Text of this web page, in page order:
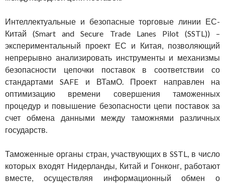
Интеллектуальные и безопасные торговые линии ЕС-
Китай (Smart and Secure Trade Lanes Pilot (SSTL)) –
экспериментальный проект ЕС и Китая, позволяющий
непрерывно анализировать инструменты и механизмы
безопасности цепочки поставок в соответствии со
стандартами SAFE и ВТамО. Проект направлен на
оптимизацию времени совершения таможенных
процедур и повышение безопасности цепи поставок за
счет обмена данными между таможнями различных
государств.
Таможенные органы стран, участвующих в SSTL, в число
которых входят Нидерланды, Китай и Гонконг, работают
вместе, осуществляя информационный обмен о